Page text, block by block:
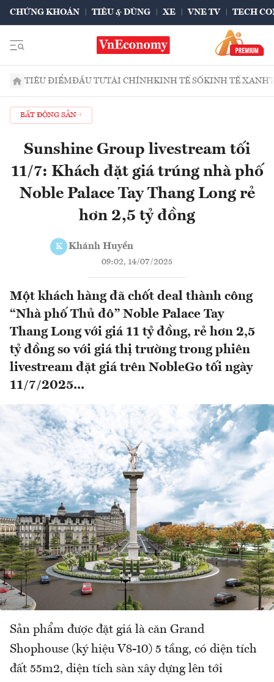
CHỨNG KHOÁN TIÊU & DÙNG XE VNE TV TECH
TIÊU ĐIỂMĐẦU TƯTÀI CHÍNHKINH TẾ SỐKINH TẾ XANH
BẤT ĐỘNG SẢN
Sunshine Group livestream tối
11/7: Khách đặt giá trúng nhà phố
Noble Palace Tay Thang Long rẻ
hơn 2,5 tỷ đồng
K Khánh Huyền
09:02, 14/07/2025
Một khách hàng đã chốt deal thành công
“Nhà phố Thủ đô” Noble Palace Tay
Thang Long với giá 11 tỷ đồng, rẻ hơn 2,5
tỷ đồng so với giá thị trường trong phiên
livestream đặt giá trên NobleGo tối ngày
11/7/2025...
Sản phẩm được đặt giá là căn Grand
Shophouse (ký hiệu V8-10) 5 tầng, có diện tích
đất 55m2, diện tích sàn xây dựng lên tới